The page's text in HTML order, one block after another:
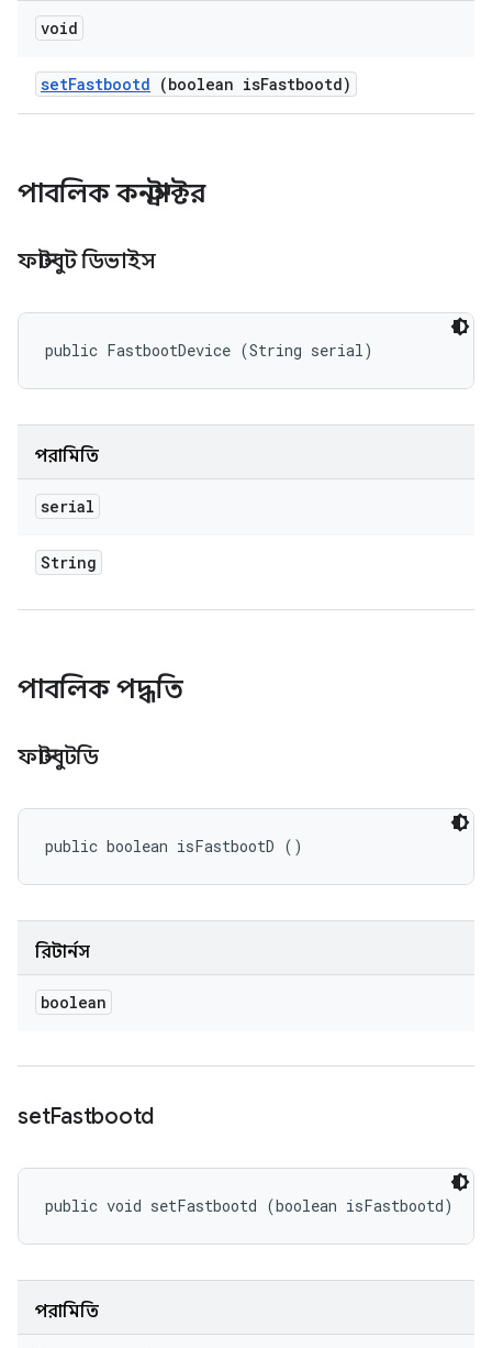
void
setFastbootd (boolean isFastbootd)
পাবলিক কনস্ট্রাক্টর
ফাস্টবুট ডিভাইস
public FastbootDevice (String serial)
পরামিতি
serial
String
পাবলিক পদ্ধতি
ফাস্টবুটডি
public boolean isFastbootD ()
রিটার্নস
boolean
setFastbootd
public void setFastbootd (boolean isFastbootd)
পরামিতি